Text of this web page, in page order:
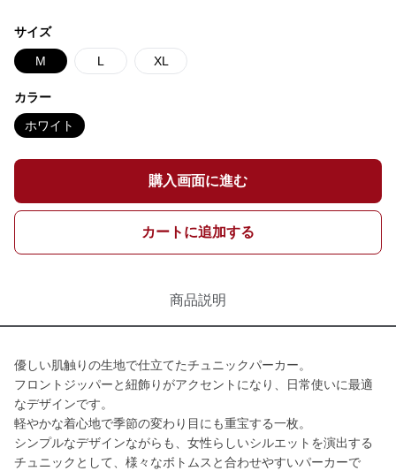
サイズ
M L XL
カラー
ホワイト
購入画面に進む
カートに追加する
商品説明
優しい肌触りの生地で仕立てたチュニックパーカー。
フロントジッパーと紐飾りがアクセントになり、日常使いに最適
なデザインです。
軽やかな着心地で季節の変わり目にも重宝する一枚。
シンプルなデザインながらも、女性らしいシルエットを演出する
チュニックとして、様々なボトムスと合わせやすいパーカーで